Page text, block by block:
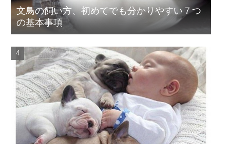
文鳥の飼い方、初めてでも分かりやすい７つ
の基本事項